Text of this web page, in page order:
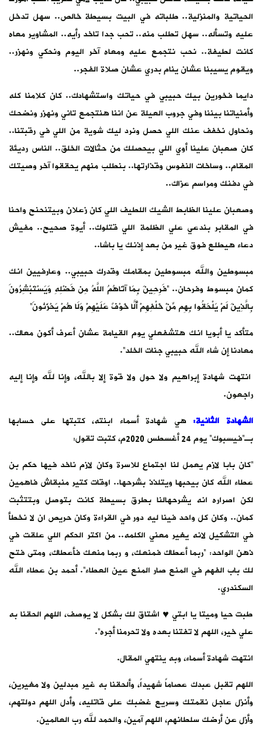
الحياتية والمنزلية.. طلباته في البيت بسيطة خالص.. سهل تدخل
عليه وتسأله.. سهل تطلب منه.. تحب جدا تاخد رأيه.. المشاوير معاه
كانت لطيفة.. نحب نتجمع عليه ومعاه آخر اليوم ونحكي ونهزر..
ويقوم يسيبنا عشان ينام بدري عشان صلاة الفجر..
دايما فخورين بيك حبيبي في حياتك واستشهادك.. كان كلامنا كله
وأمنياتنا بيننا وفي جروب العيلة عن اننا هنتجمع تاني ونهزر ونضحك
ونحاول نخفف عنك اللي حصل ونرد ليك شوية من اللي في رقبتنا..
كان صعبان علينا أوي اللي بيحصلك من حثالات الخلق.. الناس رديئة
المقام.. وساخات النفوس وقذارتها.. بنطلب منهم يحققوا آخر وصيتك
في دفنك ومراسم عزاك..
وصعبان علينا الظابط الشيك اللطيف اللي كان زعلان وبيتنحنح واحنا
في المقابر بندعي علي الظلمة اللي قتلوك.. أيوة صحيح.. مفيش
دعاء هيطلع فوق غير من بعد إذنك يا باشا..
مبسوطين والله مبسوطين بمقامك وقدرك حبيبي.. وعارفيين انك
كمان مبسوط وفرحان.. “فَرِحِينَ بِمَا آتَاهُمُ اللَّهُ مِن فَضْلِهِ وَيَسْتَبْشِرُونَ
بِالَّذِينَ لَمْ يَلْحَقُوا بِهِم مِّنْ خَلْفِهِمْ أَلَّا خَوْفٌ عَلَيْهِمْ وَلَا هُمْ يَحْزَنُونَ”
متأكد يا أبويا انك هتشفعلي يوم القيامة عشان أعرف أكون معاك..
معادنا إن شاء الله حبيبي جنات الخلد”.
انتهت شهادة إبراهيم ولا حول ولا قوة إلا بالله، وإنا لله وإنا إليه
راجعون.
الشهادة الثانية:هي شهادة أسماء ابنته، كتبتها على حسابها
بـ”فيسبوك” يوم 24 أغسطس 2020م، كتبت تقول:
“كان بابا لازم يعمل لنا اجتماع للاسرة وكان لازم ناخد فيها حكم بن
عطاء الله كان بيحبها ويتلذذ بشرحها.. اوقات كتير منبقاش فاهمين
لكن اصراره انه يشرحهالنا بطرق بسيطة كانت بتوصل وبتتثبت
كمان.. وكان كل واحد فينا ليه دور في القراءة وكان حريص ان لا نخطأ
في التشكيل لانه يغير معني الكلمه.. من اكتر الحكم اللي علقت في
ذهن الواحد: “ربما أعطاك فمنعك، و ربما منعك فأعطاك، ومتى فتح
لك باب الفهم في المنع صار المنع عين العطاء”. أحمد بن عطاء الله
السكندري.
طبت حيا وميتا يا ابتي ♥️ اشتاق لك بشكل لا يوصف، اللهم الحقنا به
علي خير، اللهم لا تفتنا بعده ولا تحرمنا أجره”.
انتهت شهادة أسماء، وبه ينتهي المقال.
اللهم تقبل عبدك عصاماً شهيداً، وألحقنا به غير مبدلين ولا مغيرين،
وأنزل عاجل نقمتك وسريع غضبك على قاتليه، وأدل اللهم دولتهم،
وأزل عن أرضك سلطانهم، اللهم آمين، والحمد لله رب العالمين.